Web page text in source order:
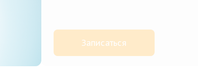
Записаться